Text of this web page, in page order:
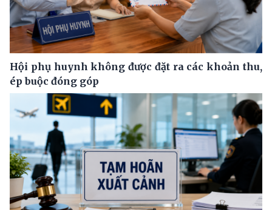
Hội phụ huynh không được đặt ra các khoản thu,
ép buộc đóng góp